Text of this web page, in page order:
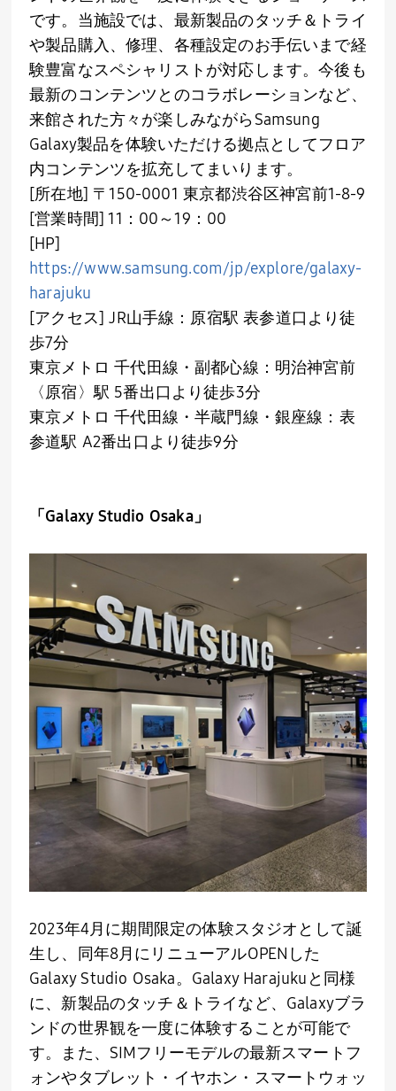
です。当施設では、最新製品のタッチ＆トライ
や製品購入、修理、各種設定のお手伝いまで経
験豊富なスペシャリストが対応します。今後も
最新のコンテンツとのコラボレーションなど、
来館された方々が楽しみながらSamsung
Galaxy製品を体験いただける拠点としてフロア
内コンテンツを拡充してまいります。
[所在地] 〒150-0001東京都渋谷区神宮前1-8-9
[営業時間] 11 ： 00～19 ： 00
[HP]
https://www.samsung.com/jp/explore/galaxy-
harajuku
[アクセス] JR山手線：原宿駅 表参道口より徒
歩7分
東京メトロ 千代田線・副都心線：明治神宮前
〈原宿〉駅 5番出口より徒歩3分
東京メトロ 千代田線・半蔵門線・銀座線：表
参道駅 A2番出口より徒歩9分
「Galaxy Studio Osaka」
2023年4月に期間限定の体験スタジオとして誕
生し、同年8月にリニューアルOPEN した
Galaxy Studio Osaka。 Galaxy Harajuku と同様
に、新製品のタッチ＆トライなど、 Galaxyブラ
ンドの世界観を一度に体験することが可能で
す。また、 SIMフリーモデルの最新スマートフ
ォンやタブレット・イヤホン・スマートウォッ